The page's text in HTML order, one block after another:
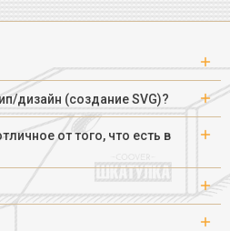
дизайн (создание SVG)?
от того, что есть в